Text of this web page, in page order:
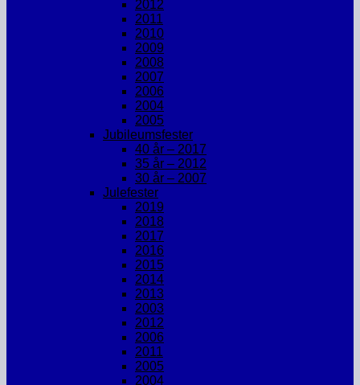
2012
2011
2010
2009
2008
2007
2006
2004
2005
Jubileumsfester
40 år – 2017
35 år – 2012
30 år – 2007
Julefester
2019
2018
2017
2016
2015
2014
2013
2003
2012
2006
2011
2005
2004